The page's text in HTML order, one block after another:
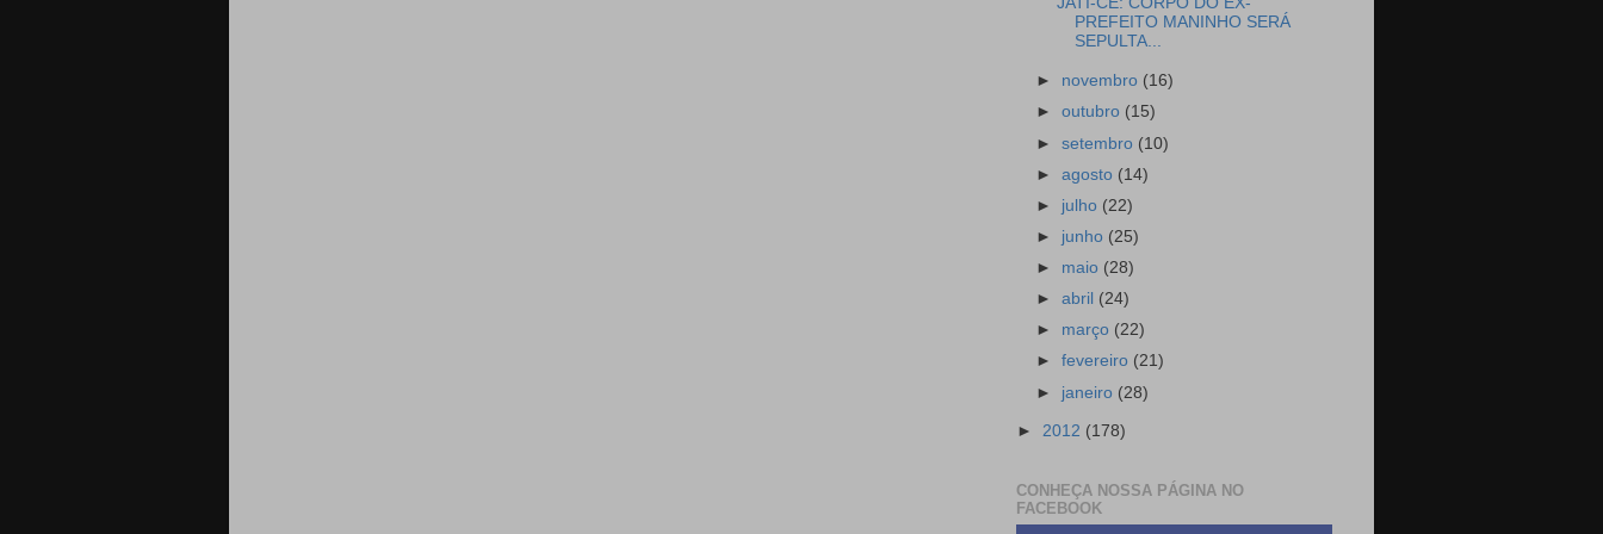
PREFEITO MANINHO SERÁ
SEPULTA...
► novembro (16)
►outubro (15)
►setembro (10)
►agosto (14)
► julho (22)
► junho (25)
► maio (28)
►abril (24)
► março (22)
►fevereiro (21)
► janeiro (28)
► 2012 (178)
CONHEÇA NOSSA PÁGINA NO
FACEBOOK